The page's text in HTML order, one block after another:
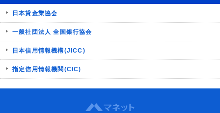
日本貸金業協会
一般社団法人 全国銀行協会
日本信用情報機構(JICC)
指定信用情報機関(CIC)